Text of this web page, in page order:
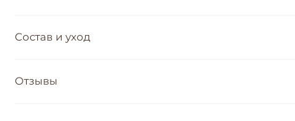
Состав и уход
Отзывы